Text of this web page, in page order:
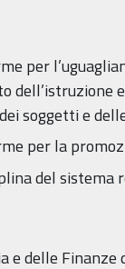
per
soggetti e
per la
del
e delle